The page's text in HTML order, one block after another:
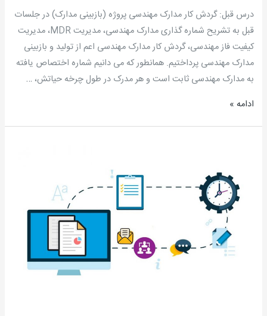
درس قبل: گردش کار مدارک مهندسی پروژه (بازبینی مدارک) در جلسات
قبل به تشریح شماره گذاری مدارک مهندسی، مدیریت MDR، مدیریت
کیفیت فاز مهندسی، گردش کار مدارک مهندسی اعم از تولید و بازبینی
مدارک مهندسی پرداختیم. همانطور که می دانیم شماره اختصاص یافته
به مدارک مهندسی ثابت است و هر مدرک در طول چرخه حیاتش، …
مسعود
سیدی
مطلق
ادامه »
جلسه